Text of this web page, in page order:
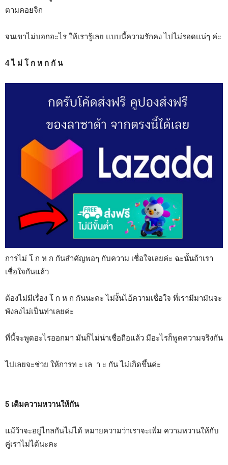
ตามคอยจิก
จนเขาไม่บอกอะไร ให้เรารู้เลย แบบนี้ความรักคง ไปไม่รอดแน่ๆ ค่ะ
4 ไ ม่ โ ก ห ก กั น
การไม่ โ ก ห ก กันสำคัญพอๆ กับความ เชื่อใจเลยค่ะ ฉะนั้นถ้าเรา
เชื่อใจกันแล้ว
ต้องไม่มีเรื่อง โ ก ห ก กันนะคะ ไม่งั้นไอ้ความเชื่อใจ ที่เรามีมามันจะ
พังลงไม่เป็นท่าเลยค่ะ
ที่นี้จะพูดอะไรออกมา มันก็ไม่น่าเชื่อถือแล้ว มีอะไรก็พูดความจริงกัน
ไปเลยจะช่วย ให้การท ะ เล า ะ กัน ไม่เกิดขึ้นค่ะ
5 เติมความหวานให้กัน
แม้ว้าจะอยู่ไกลกันไม่ได้ หมายความว่าเราจะเพิ่ม ความหวานให้กับ
คู่เราไม่ได้นะคะ